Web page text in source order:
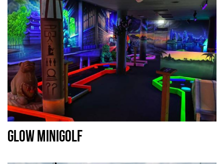
GLOW MINIGOLF